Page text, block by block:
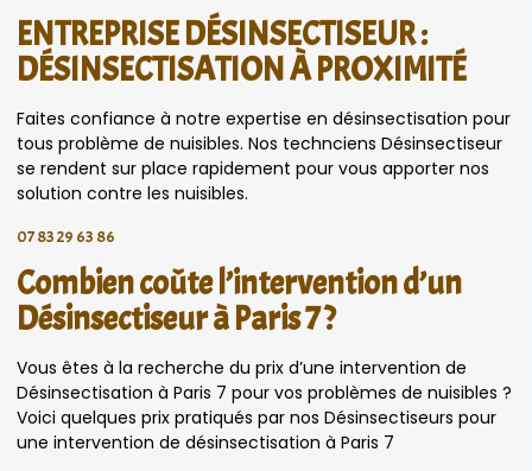
ENTREPRISE DÉSINSECTISEUR :
DÉSINSECTISATION À PROXIMITÉ
Faites confiance à notre expertise en désinsectisation pour
tous problème de nuisibles. Nos technciens Désinsectiseur
se rendent sur place rapidement pour vous apporter nos
solution contre les nuisibles.
07 83 29 63 86
Combien coûte l’intervention d’un
Désinsectiseur à Paris 7 ?
Vous êtes à la recherche du prix d’une intervention de
Désinsectisation à Paris 7 pour vos problèmes de nuisibles ?
Voici quelques prix pratiqués par nos Désinsectiseurs pour
une intervention de désinsectisation à Paris 7